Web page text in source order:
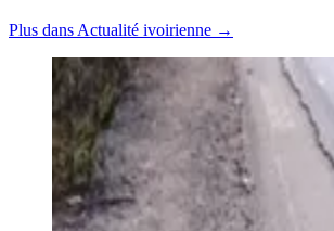
Plus dans Actualité ivoirienne →